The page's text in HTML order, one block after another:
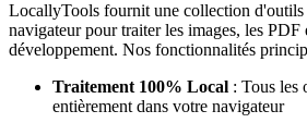
LocallyTools fournit une collection d'outils
navigateur pour traiter les images, les PDF
développement. Nos fonctionnalités
Traitement 100% Local : Tous les
entièrement dans votre navigateur